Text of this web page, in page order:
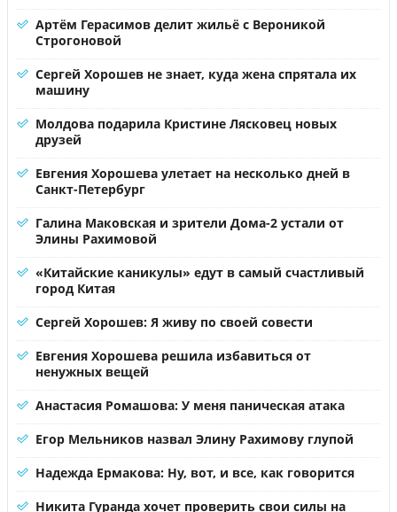
Артём Герасимов делит жильё с Вероникой
Строгоновой
Сергей Хорошев не знает, куда жена спрятала их
машину
Молдова подарила Кристине Лясковец новых
друзей
Евгения Хорошева улетает на несколько дней в
Санкт-Петербург
Галина Маковская и зрители Дома-2 устали от
Элины Рахимовой
«Китайские каникулы» едут в самый счастливый
город Китая
Сергей Хорошев: Я живу по своей совести
Евгения Хорошева решила избавиться от
ненужных вещей
Анастасия Ромашова: У меня паническая атака
Егор Мельников назвал Элину Рахимову глупой
Надежда Ермакова: Ну, вот, и все, как говорится
Никита Гуранда хочет проверить свои силы на